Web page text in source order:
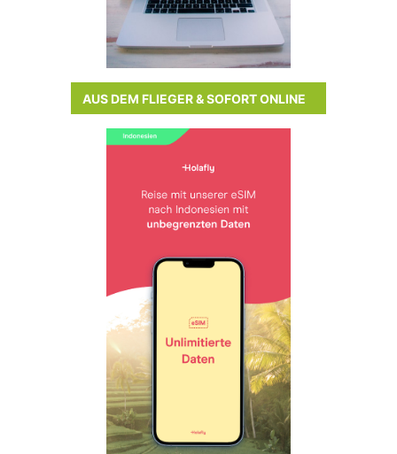
AUS DEM FLIEGER & SOFORT ONLINE